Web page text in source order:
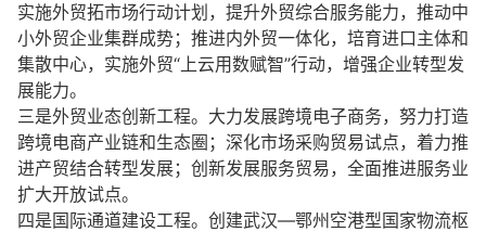
实施外贸拓市场行动计划，提升外贸综合服务能力，推动中
小外贸企业集群成势；推进内外贸一体化，培育进口主体和
集散中心，实施外贸“上云用数赋智”行动，增强企业转型发
展能力。
三是外贸业态创新工程。大力发展跨境电子商务，努力打造
跨境电商产业链和生态圈；深化市场采购贸易试点，着力推
进产贸结合转型发展；创新发展服务贸易，全面推进服务业
扩大开放试点。
四是国际通道建设工程。创建武汉—鄂州空港型国家物流枢